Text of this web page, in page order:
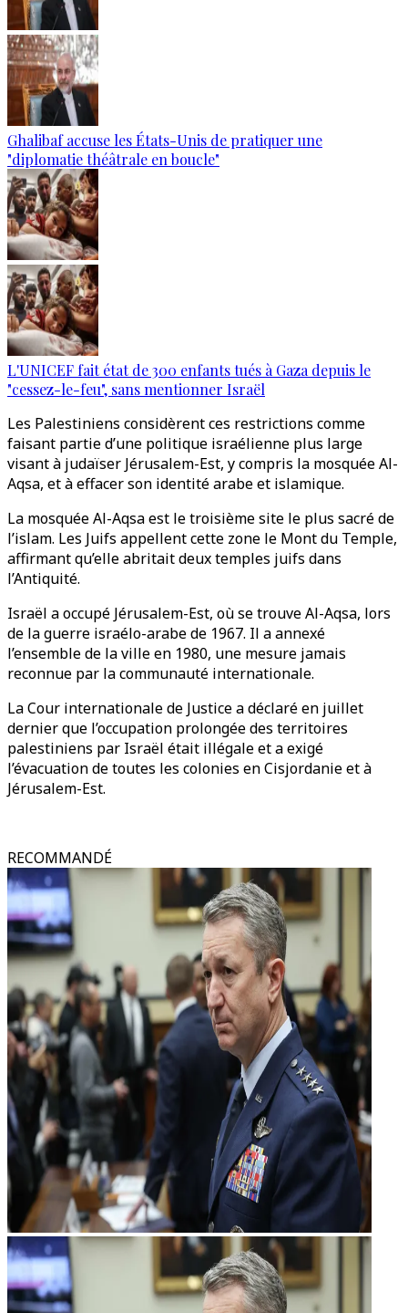
Ghalibaf accuse les États-Unis de pratiquer une
"diplomatie théâtrale en boucle"
L'UNICEF fait état de 300 enfants tués à Gaza depuis le
"cessez-le-feu", sans mentionner Israël
Les Palestiniens considèrent ces restrictions comme
faisant partie d’une politique israélienne plus large
visant à judaïser Jérusalem-Est, y compris la mosquée Al-
Aqsa, et à effacer son identité arabe et islamique.
La mosquée Al-Aqsa est le troisième site le plus sacré de
l’islam. Les Juifs appellent cette zone le Mont du Temple,
affirmant qu’elle abritait deux temples juifs dans
l’Antiquité.
Israël a occupé Jérusalem-Est, où se trouve Al-Aqsa, lors
de la guerre israélo-arabe de 1967. Il a annexé
l’ensemble de la ville en 1980, une mesure jamais
reconnue par la communauté internationale.
La Cour internationale de Justice a déclaré en juillet
dernier que l’occupation prolongée des territoires
palestiniens par Israël était illégale et a exigé
l’évacuation de toutes les colonies en Cisjordanie et à
Jérusalem-Est.
RECOMMANDÉ